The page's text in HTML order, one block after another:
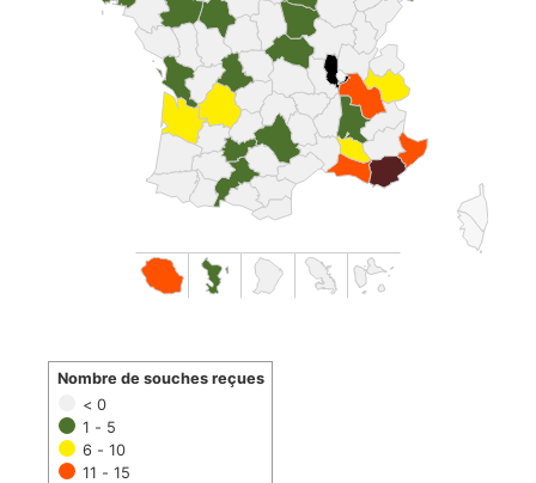
< 0
1 - 5
6 - 10
11 - 15
Nombre de souches reçues